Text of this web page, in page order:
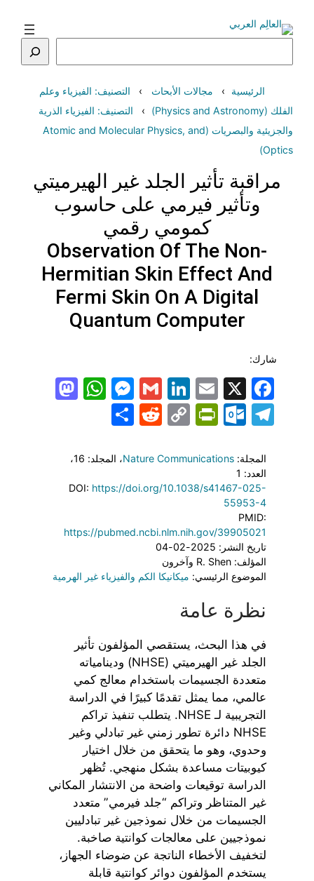
المحتوى
الرئيسية مجالات الأبحاث
التصنيف: الفيزياء وعلم
الفلك (Physics and Astronomy)
التصنيف: الفيزياء الذرية
والجزيئية والبصريات (Atomic and Molecular Physics, and
Optics)
مراقبة تأثير الجلد غير الهيرميتي
وتأثير فيرمي على حاسوب
كمومي رقمي
Observation Of The Non-
Hermitian Skin Effect And
Fermi Skin On A Digital
Quantum Computer
شارك:
Facebook
X
Email
LinkedIn
Gmail
Telegram
Outlook.com
PrintFriendly
Copy
Reddit
Share
المجلة: Nature Communications، المجلد: 16
،
العدد: 1
DOI: https://doi.org/10.1038/s41467-025-
55953-4
PMID:
https://pubmed.ncbi.nlm.nih.gov/39905021
تاريخ النشر: 2025-02-04
المؤلف: R. Shen وآخرون
الموضوع الرئيسي: ميكانيكا الكم والفيزياء غير الهرمية
نظرة عامة
في هذا البحث، يستقصي المؤلفون تأثير
الجلد غير الهيرميتي (NHSE) ودينامياته
متعددة الجسيمات باستخدام معالج كمي
عالمي، مما يمثل تقدمًا كبيرًا في الدراسة
التجريبية لـ NHSE. يتطلب تنفيذ تراكم
NHSE دائرة تطور زمني غير تبادلي وغير
وحدوي، وهو ما يتحقق من خلال اختيار
كيوبيتات مساعدة بشكل منهجي. تُظهر
الدراسة توقيعات واضحة من الانتشار المكاني
غير المتناظر وتراكم “جلد فيرمي” متعدد
الجسيمات من خلال نموذجين غير تبادليين
نموذجيين على معالجات كوانتية صاخبة.
لتخفيف الأخطاء الناتجة عن ضوضاء الجهاز،
يستخدم المؤلفون دوائر كوانتية قابلة